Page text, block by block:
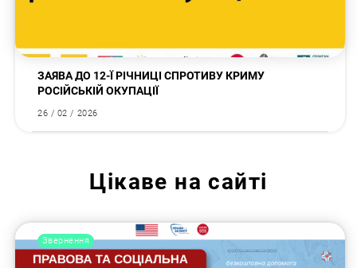
ЗАЯВА ДО 12-Ї РІЧНИЦІ СПРОТИВУ КРИМУ
РОСІЙСЬКІЙ ОКУПАЦІЇ
26 / 02 / 2026
Цікаве на сайті
Звернення